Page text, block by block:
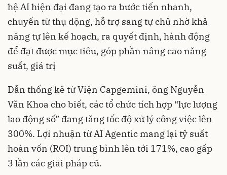
hệ AI hiện đại đang tạo ra bước tiến nhanh,
chuyển từ thụ động, hỗ trợ sang tự chủ nhờ khả
năng tự lên kế hoạch, ra quyết định, hành động
để đạt được mục tiêu, góp phần nâng cao năng
suất, giá trị
Dẫn thống kê từ Viện Capgemini, ông Nguyễn
Văn Khoa cho biết, các tổ chức tích hợp “lực lượng
lao động số” đang tăng tốc độ xử lý công việc lên
300%. Lợi nhuận từ AI Agentic mang lại tỷ suất
hoàn vốn (ROI) trung bình lên tới 171%, cao gấp
3 lần các giải pháp cũ.